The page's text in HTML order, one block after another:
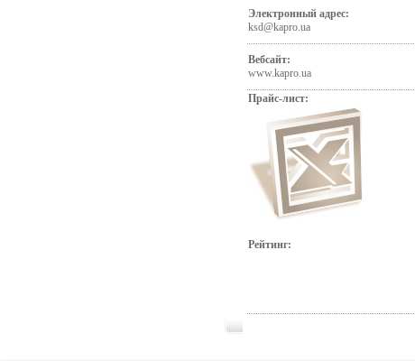
Электронный адрес:
ksd@kapro.ua
Вебсайт:
www.kapro.ua
Прайс-лист:
Рейтинг: